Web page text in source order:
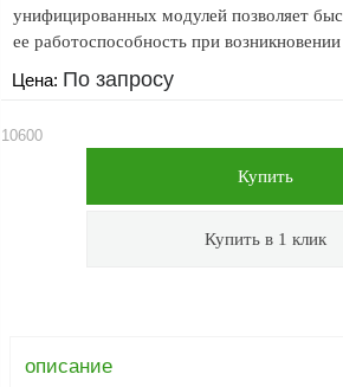
Резервуарное
оборудование
Запорная арматура
Насосы и насосные
агрегаты
унифицированных модулей позволяет
ее работоспособность при
Цена: По запросу
10600
описание